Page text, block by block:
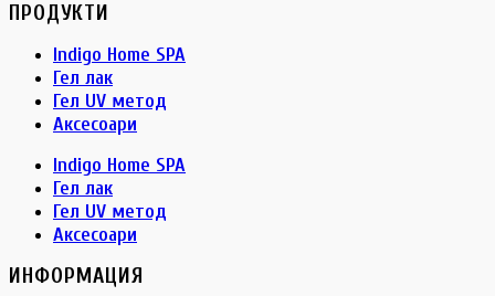
ПРОДУКТИ
Indigo Home SPA
Гел лак
Гел UV метод
Аксесоари
Indigo Home SPA
Гел лак
Гел UV метод
Аксесоари
ИНФОРМАЦИЯ